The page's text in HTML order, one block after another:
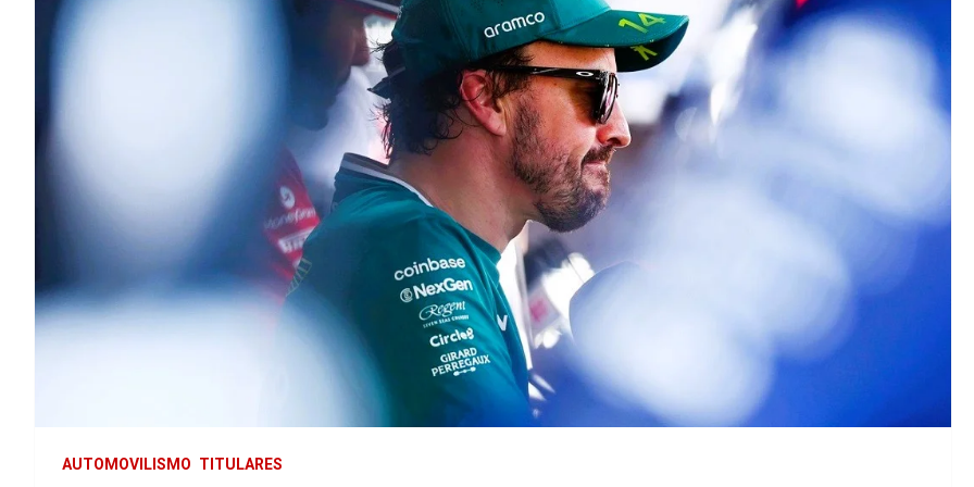
AUTOMOVILISMO TITULARES